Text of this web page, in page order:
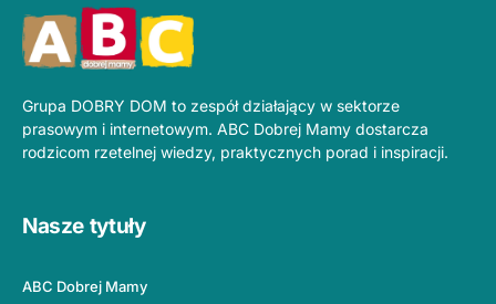
Grupa DOBRY DOM to zespół działający w sektorze
prasowym i internetowym. ABC Dobrej Mamy dostarcza
rodzicom rzetelnej wiedzy, praktycznych porad i inspiracji.
Nasze tytuły
ABC Dobrej Mamy